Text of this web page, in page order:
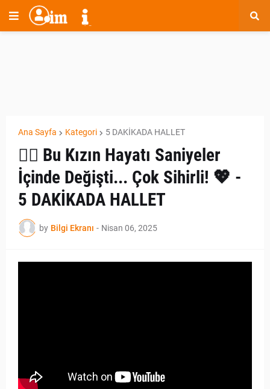
Ana Sayfa Kategori 5 DAKİKADA HALLET
🧚‍♀️ Bu Kızın Hayatı Saniyeler
İçinde Değişti... Çok Sihirli! 💖 -
5 DAKİKADA HALLET
by Bilgi Ekranı - Nisan 06, 2025